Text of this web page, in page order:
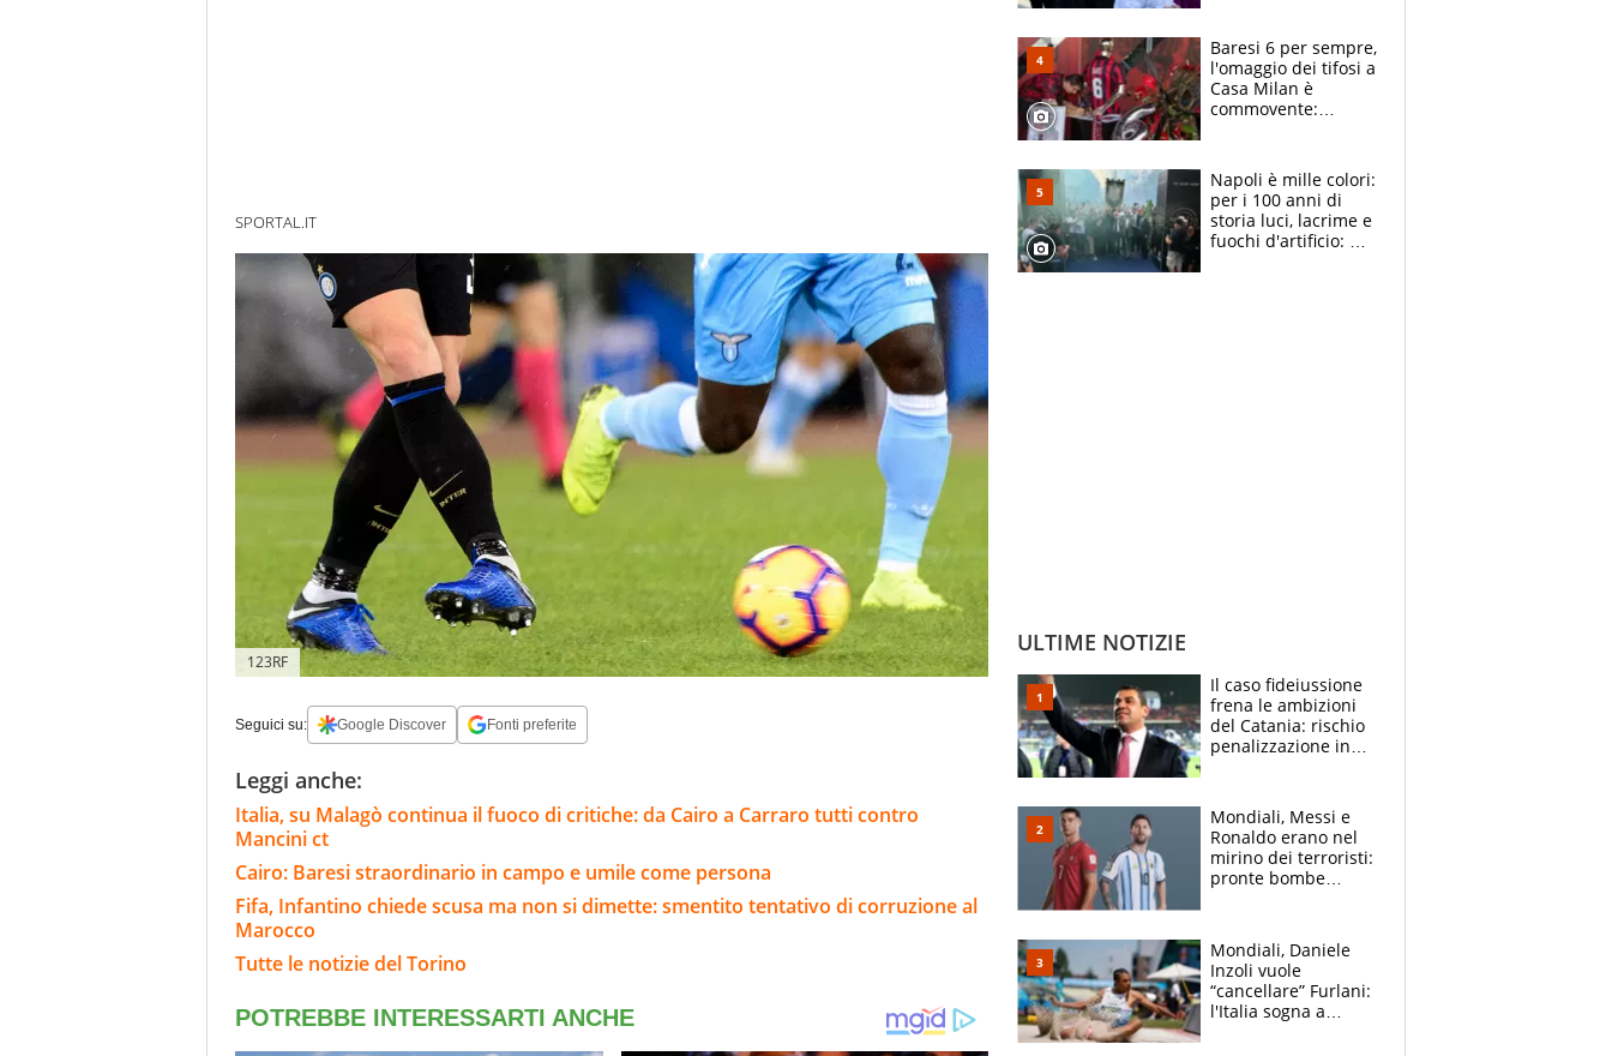
SPORTAL.IT
123RF
Seguici su: Google Discover Fonti preferite
Leggi anche:
Italia, su Malagò continua il fuoco di critiche: da Cairo a Carraro tutti contro
Mancini ct
Cairo: Baresi straordinario in campo e umile come persona
Fifa, Infantino chiede scusa ma non si dimette: smentito tentativo di corruzione al
Marocco
Tutte le notizie del Torino
circondati
dall'affetto dei tifosi
Baresi 6 per sempre,
l'omaggio dei tifosi a
Casa Milan è
commovente:
bigliettini
Napoli è mille colori:
per i 100 anni di
storia luci, lacrime e
fuochi d'artificio: De
ULTIME NOTIZIE
Il caso fideiussione
frena le ambizioni
del Catania: rischio
penalizzazione in
Mondiali, Messi e
Ronaldo erano nel
mirino dei terroristi:
pronte bombe
Mondiali, Daniele
Inzoli vuole
“cancellare” Furlani:
l'Italia sogna a